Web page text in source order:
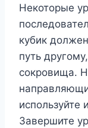
Некоторые
кубик
путь
сокровища.
используйте
Завершите